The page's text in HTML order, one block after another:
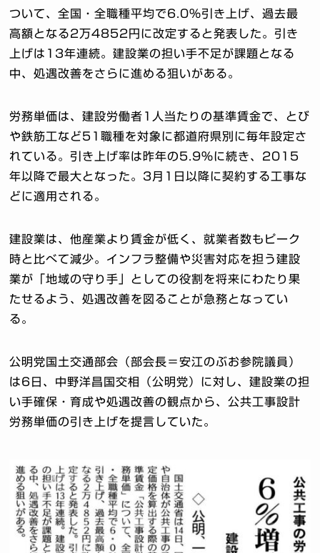
ついて、全国・全職種平均で6.0％引き上げ、過去最
高額となる2万4852円に改定すると発表した。引き
上げは13年連続。建設業の担い手不足が課題となる
中、処遇改善をさらに進める狙いがある。
労務単価は、建設労働者1人当たりの基準賃金で、とび
や鉄筋工など51職種を対象に都道府県別に毎年設定さ
れている。引き上げ率は昨年の5.9％に続き、2015
年以降で最大となった。3月1日以降に契約する工事な
どに適用される。
建設業は、他産業より賃金が低く、就業者数もピーク
時と比べて減少。インフラ整備や災害対応を担う建設
業が「地域の守り手」としての役割を将来にわたり果
たせるよう、処遇改善を図ることが急務となってい
る。
公明党国土交通部会（部会長＝安江のぶお参院議員）
は6日、中野洋昌国交相（公明党）に対し、建設業の担
い手確保・育成や処遇改善の観点から、公共工事設計
労務単価の引き上げを提言していた。